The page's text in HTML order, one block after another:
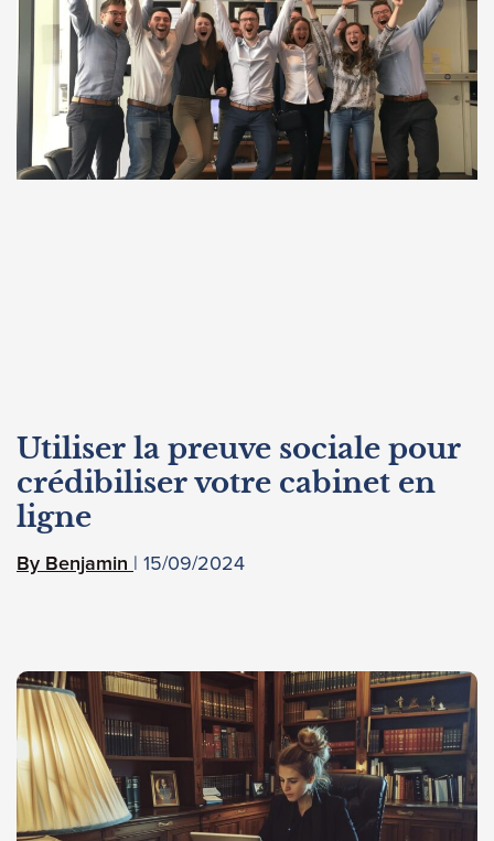
Utiliser la preuve sociale pour
crédibiliser votre cabinet en
ligne
Benjamin 15/09/2024